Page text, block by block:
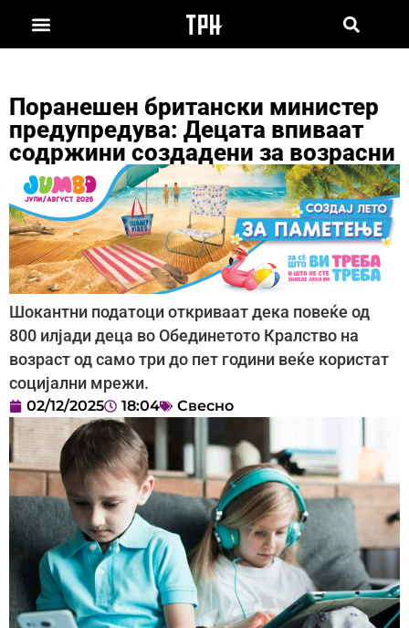
Поранешен британски министер
предупредува: Децата впиваат
содржини создадени за возрасни
Шокантни податоци откриваат дека повеќе од
800 илјади деца во Обединетото Кралство на
возраст од само три до пет години веќе користат
социјални мрежи.
02/12/2025 18:04 Свесно